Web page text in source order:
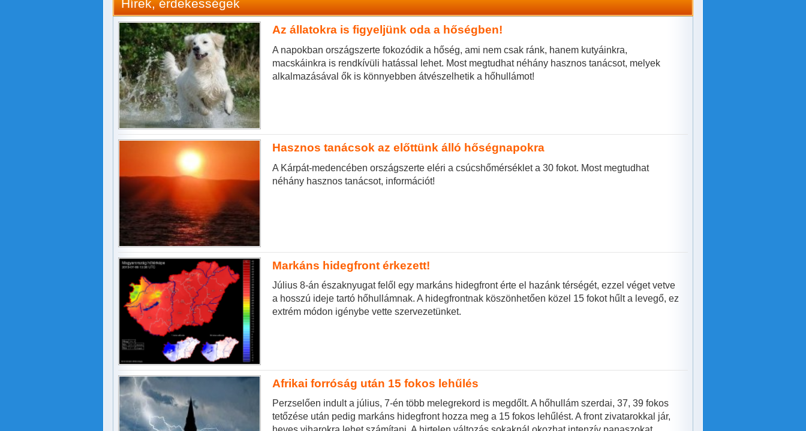
Hírek, érdekességek
Az állatokra is figyeljünk oda a hőségben!
A napokban országszerte fokozódik a hőség, ami nem csak ránk, hanem kutyáinkra,
macskáinkra is rendkívüli hatással lehet. Most megtudhat néhány hasznos tanácsot, melyek
alkalmazásával ők is könnyebben átvészelhetik a hőhullámot!
Hasznos tanácsok az előttünk álló hőségnapokra
A Kárpát-medencében országszerte eléri a csúcshőmérséklet a 30 fokot. Most megtudhat
néhány hasznos tanácsot, információt!
Markáns hidegfront érkezett!
Július 8-án északnyugat felől egy markáns hidegfront érte el hazánk térségét, ezzel véget vetve
a hosszú ideje tartó hőhullámnak. A hidegfrontnak köszönhetően közel 15 fokot hűlt a levegő, ez
extrém módon igénybe vette szervezetünket.
Afrikai forróság után 15 fokos lehűlés
Perzselően indult a július, 7-én több melegrekord is megdőlt. A hőhullám szerdai, 37, 39 fokos
tetőzése után pedig markáns hidegfront hozza meg a 15 fokos lehűlést. A front zivatarokkal jár,